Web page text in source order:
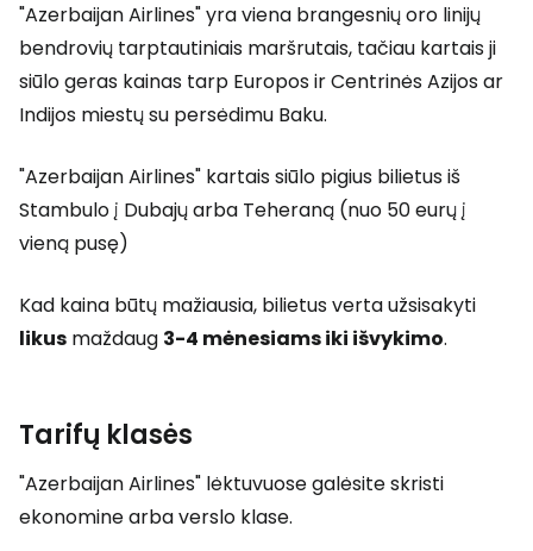
"Azerbaijan Airlines" yra viena brangesnių oro linijų
bendrovių tarptautiniais maršrutais, tačiau kartais ji
siūlo geras kainas tarp Europos ir Centrinės Azijos ar
Indijos miestų su persėdimu Baku.
"Azerbaijan Airlines" kartais siūlo pigius bilietus iš
Stambulo į Dubajų arba Teheraną (nuo 50 eurų į
vieną pusę)
Kad kaina būtų mažiausia, bilietus verta užsisakyti
likus maždaug 3-4 mėnesiams iki išvykimo.
Tarifų klasės
"Azerbaijan Airlines" lėktuvuose galėsite skristi
ekonomine arba verslo klase.